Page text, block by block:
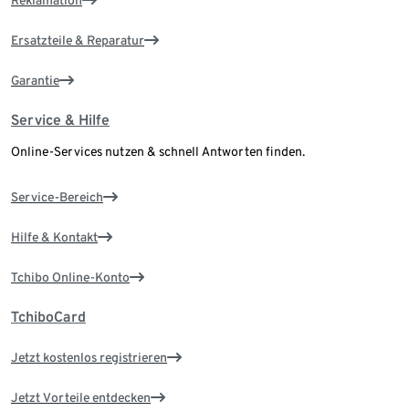
Ersatzteile & Reparatur
Garantie
Service & Hilfe
Online-Services nutzen & schnell Antworten finden.
Service-Bereich
Hilfe & Kontakt
Tchibo Online-Konto
TchiboCard
Jetzt kostenlos registrieren
Jetzt Vorteile entdecken